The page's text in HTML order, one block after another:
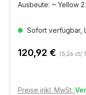
Ausbeute: ~ Yellow
Sofort verfügbar,
120,92 € (5,26 ct/
Preise inkl. MwSt.